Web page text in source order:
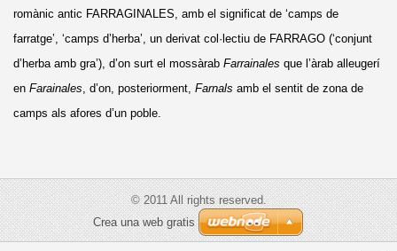
romànic antic FARRAGINALES, amb el significat de ‘camps de
farratge’, ‘camps d’herba’, un derivat col·lectiu de FARRAGO (‘conjunt
d’herba amb gra’), d’on surt el mossàrab Farrainales que l’àrab alleugerí
en Farainales , d’on, posteriorment, Farnals amb el sentit de zona de
camps als afores d’un poble.
© 2011 All rights reserved.
Crea una web gratis